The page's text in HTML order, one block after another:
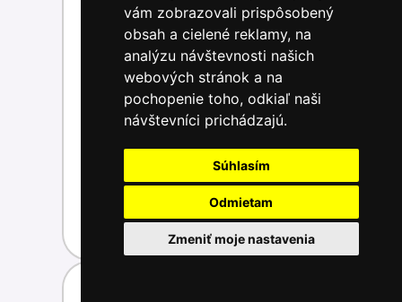
vám zobrazovali prispôsobený
obsah a cielené reklamy, na
analýzu návštevnosti našich
webových stránok a na
pochopenie toho, odkiaľ naši
návštevníci prichádzajú.
Súhlasím
Odmietam
Zmeniť moje nastavenia
Lehátko
65,00 €
Kúpiť